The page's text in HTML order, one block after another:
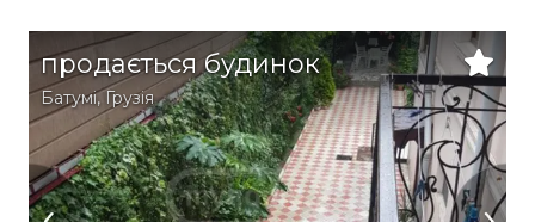
продається будинок
Батумі, Грузія